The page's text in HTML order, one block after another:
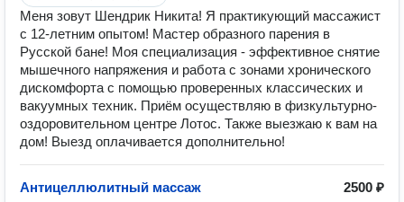
Меня зовут Шендрик Никита! Я практикующий массажист
с 12-летним опытом! Мастер образного парения в
Русской бане! Моя специализация - эффективное снятие
мышечного напряжения и работа с зонами хронического
дискомфорта с помощью проверенных классических и
вакуумных техник. Приём осуществляю в физкультурно-
оздоровительном центре Лотос. Также выезжаю к вам на
дом! Выезд оплачивается дополнительно!
Антицеллюлитный массаж 2500 ₽